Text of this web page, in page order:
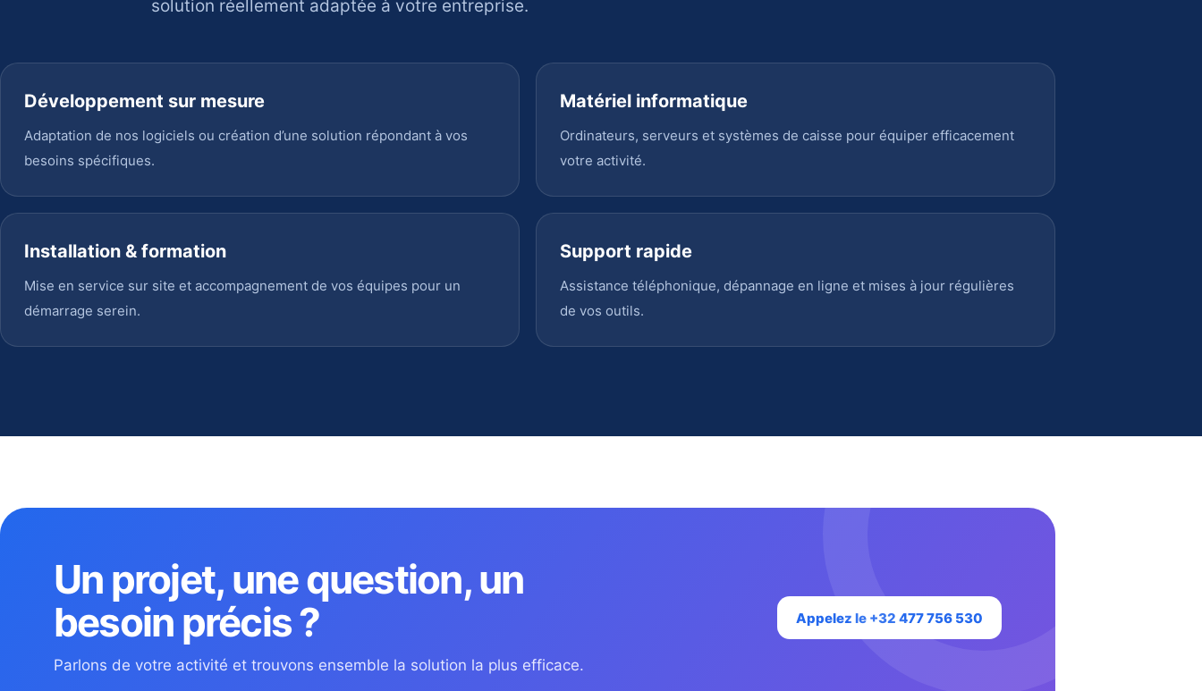
solution réellement adaptée à votre entreprise.
Développement sur mesure
Adaptation de nos logiciels ou création d’une solution répondant à vos
besoins spécifiques.
Matériel informatique
Ordinateurs, serveurs et systèmes de caisse pour équiper efficacement
votre activité.
Installation & formation
Mise en service sur site et accompagnement de vos équipes pour un
démarrage serein.
Support rapide
Assistance téléphonique, dépannage en ligne et mises à jour régulières
de vos outils.
Un projet, une question, un
besoin précis ?
Parlons de votre activité et trouvons ensemble la solution la plus efficace.
Appelez le +32 477 756 530